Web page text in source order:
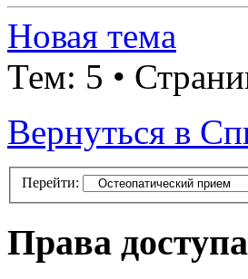
Новая тема
Тем: 5 •
Вернуться в
Перейти:
Права доступа